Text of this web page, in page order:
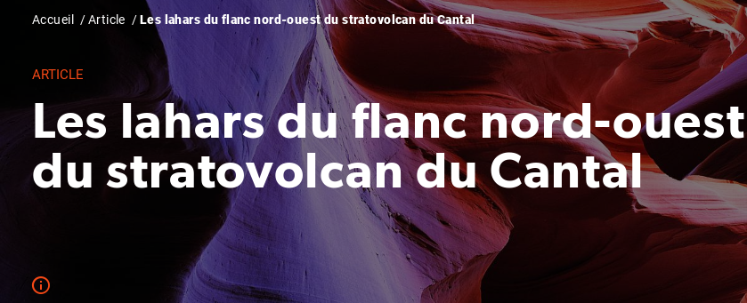
Fil
Accueil Article Les lahars du flanc nord-ouest du stratovolcan du Cantal
ARTICLE
Les lahars du flanc nord-ouest
du stratovolcan du Cantal